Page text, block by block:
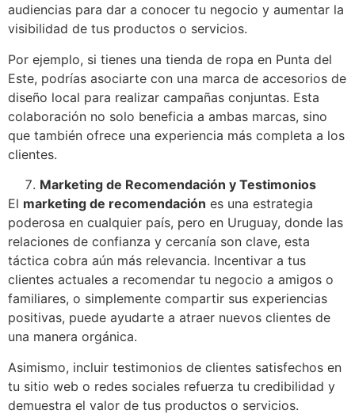
audiencias para dar a conocer tu negocio y aumentar la
visibilidad de tus productos o servicios.
Por ejemplo, si tienes una tienda de ropa en Punta del
Este, podrías asociarte con una marca de accesorios de
diseño local para realizar campañas conjuntas. Esta
colaboración no solo beneficia a ambas marcas, sino
que también ofrece una experiencia más completa a los
clientes.
Marketing de Recomendación y Testimonios
El marketing de recomendación es una estrategia
poderosa en cualquier país, pero en Uruguay, donde las
relaciones de confianza y cercanía son clave, esta
táctica cobra aún más relevancia. Incentivar a tus
clientes actuales a recomendar tu negocio a amigos o
familiares, o simplemente compartir sus experiencias
positivas, puede ayudarte a atraer nuevos clientes de
una manera orgánica.
Asimismo, incluir testimonios de clientes satisfechos en
tu sitio web o redes sociales refuerza tu credibilidad y
demuestra el valor de tus productos o servicios.